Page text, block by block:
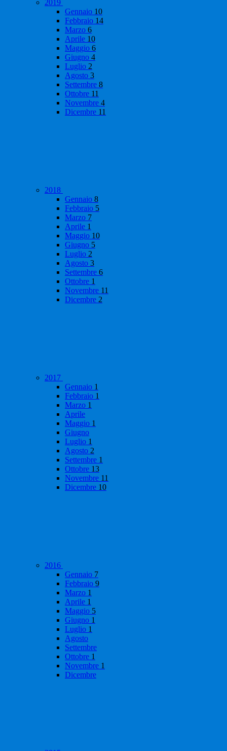
2019
Gennaio 10
Febbraio 14
Marzo 6
Aprile 10
Maggio 6
Giugno 4
Luglio 2
Agosto 3
Settembre 8
Ottobre 11
Novembre 4
Dicembre 11
2018
Gennaio 8
Febbraio 5
Marzo 7
Aprile 1
Maggio 10
Giugno 5
Luglio 2
Agosto 3
Settembre 6
Ottobre 1
Novembre 11
Dicembre 2
2017
Gennaio 1
Febbraio 1
Marzo 1
Aprile
Maggio 1
Giugno
Luglio 1
Agosto 2
Settembre 1
Ottobre 13
Novembre 11
Dicembre 10
2016
Gennaio 7
Febbraio 9
Marzo 1
Aprile 1
Maggio 5
Giugno 1
Luglio 1
Agosto
Settembre
Ottobre 1
Novembre 1
Dicembre